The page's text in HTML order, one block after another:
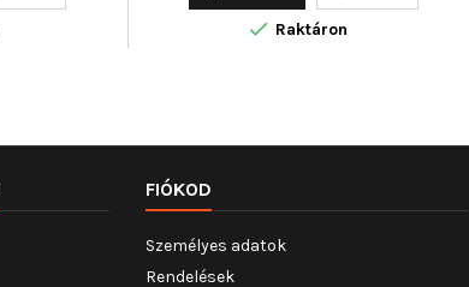
 Raktáron
FIÓKOD
Személyes adatok
Rendelések